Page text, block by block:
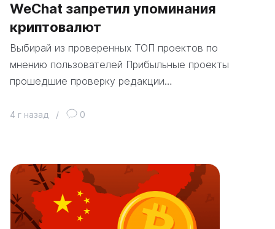
WeChat запретил упоминания
криптовалют
Выбирай из проверенных ТОП проектов по
мнению пользователей Прибыльные проекты
прошедшие проверку редакции…
4 г назад / 0